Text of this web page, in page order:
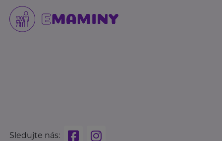
Sledujte nás: